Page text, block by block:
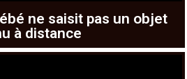
ne saisit pas un objet
à distance